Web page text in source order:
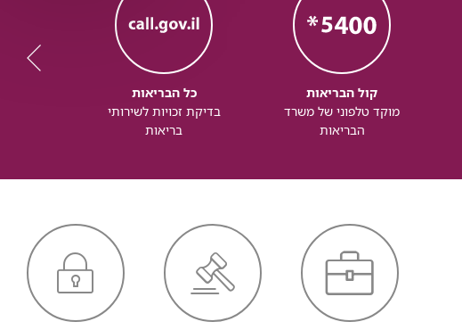
קול הבריאות
מוקד טלפוני של משרד
הבריאות
כל הבריאות
בדיקת זכויות לשירותי
בריאות